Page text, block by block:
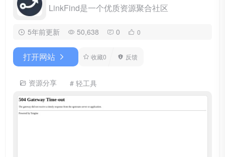
LinkFind是一个优质资源聚合社区
5年前更新 50,638 0 0
打开网站 收藏0 反馈
资源分享 # 轻工具